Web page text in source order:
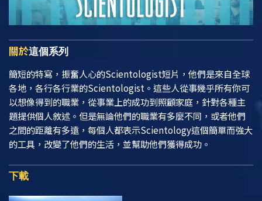
關於這個系列
簡短的特寫，振奮人心的Scientologist短片，他們是來自全球
各地，各行各行業的Scientologist。這些人從事幾乎所有你可
以想像得到的職業，從事業上的成功到照顧家庭，針對各種主
題提供個人敘述。但是無論他們的職業有多麼不同，或者他們
之間的距離有多遠，每個人都表示Scientology這個簡單而強大
的工具，改變了他們的生活，並幫助他們獲得成功。
下載